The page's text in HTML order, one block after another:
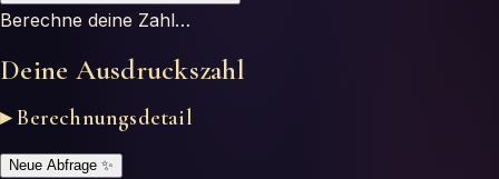
Berechne deine Zahl…
Deine Ausdruckszahl
▸ Berechnungsdetail
Neue Abfrage ✨